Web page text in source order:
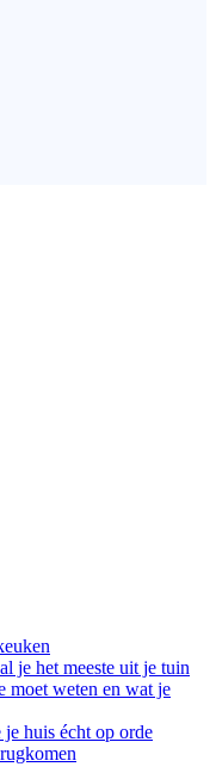
je het meeste uit je tuin
moet weten en wat je
huis écht op orde